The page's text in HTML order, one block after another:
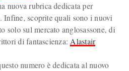
nuova rubrica dedicata per
Infine, scoprite quali sono i nuovi
solo sul mercato anglosassone, di
di fantascienza: Alastair
numero è dedicata al nuovo